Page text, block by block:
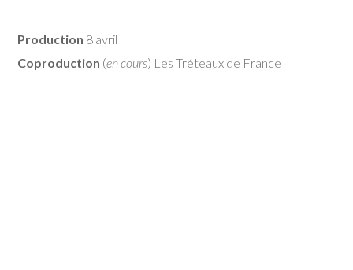
Production 8 avril
Coproduction (en cours) Les Tréteaux de France